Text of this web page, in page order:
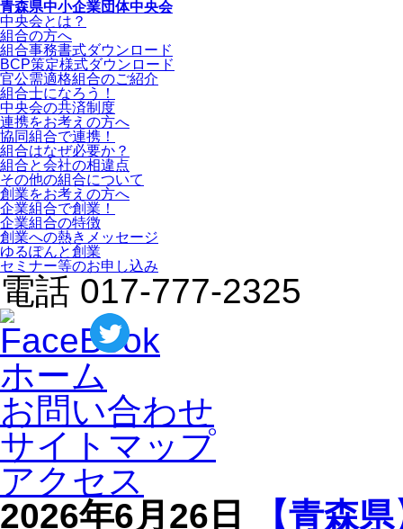
青森県中小企業団体中央会
中央会とは？
組合の方へ
組合事務書式ダウンロード
BCP策定様式ダウンロード
官公需適格組合のご紹介
組合士になろう！
中央会の共済制度
連携をお考えの方へ
協同組合で連携！
組合はなぜ必要か？
組合と会社の相違点
その他の組合について
創業をお考えの方へ
企業組合で創業！
企業組合の特徴
創業への熱きメッセージ
ゆるぽんと創業
セミナー等のお申し込み
電話 017-777-2325
ホーム
お問い合わせ
サイトマップ
アクセス
2026年6月26日
【青森